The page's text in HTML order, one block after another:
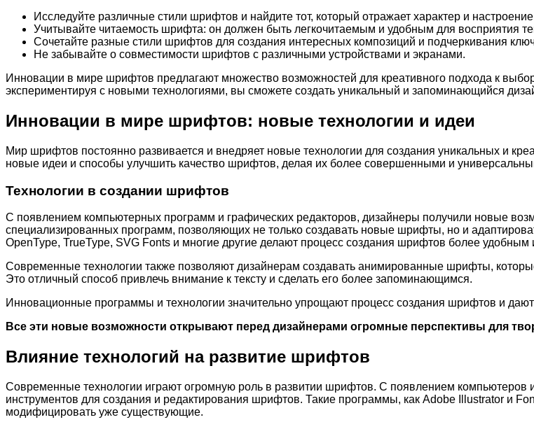
Исследуйте различные стили шрифтов и найдите тот, который отражает характер и
Учитывайте читаемость шрифта: он должен быть легкочитаемым и удобным для восприятия
Сочетайте разные стили шрифтов для создания интересных композиций и подчеркивания
Не забывайте о совместимости шрифтов с различными устройствами и экранами.
Инновации в мире шрифтов предлагают множество возможностей для креативного подхода к
экспериментируя с новыми технологиями, вы сможете создать уникальный и запоминающийся
Инновации в мире шрифтов: новые технологии и идеи
Мир шрифтов постоянно развивается и внедряет новые технологии для создания уникальных и
новые идеи и способы улучшить качество шрифтов, делая их более совершенными и
Технологии в создании шрифтов
С появлением компьютерных программ и графических редакторов, дизайнеры получили новые
специализированных программ, позволяющих не только создавать новые шрифты, но и
OpenType, TrueType, SVG Fonts и многие другие делают процесс создания шрифтов более
Современные технологии также позволяют дизайнерам создавать анимированные шрифты,
Это отличный способ привлечь внимание к тексту и сделать его более запоминающимся.
Инновационные программы и технологии значительно упрощают процесс создания шрифтов и
Все эти новые возможности открывают перед дизайнерами огромные перспективы для
Влияние технологий на развитие шрифтов
Современные технологии играют огромную роль в развитии шрифтов. С появлением компьютеров
инструментов для создания и редактирования шрифтов. Такие программы, как Adobe Illustrator и
модифицировать уже существующие.